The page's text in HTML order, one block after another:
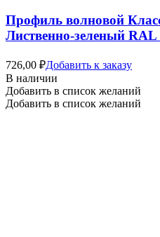
Профиль волновой
Лиственно-зеленый RAL
726,00 ₽Добавить к заказу
В наличии
Добавить в список желаний
Добавить в список желаний